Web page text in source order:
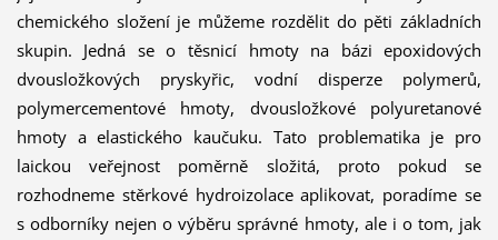
chemického složení je můžeme rozdělit do pěti základních
skupin. Jedná se o těsnicí hmoty na bázi epoxidových
dvousložkových pryskyřic, vodní disperze polymerů,
polymercementové hmoty, dvousložkové polyuretanové
hmoty a elastického kaučuku. Tato problematika je pro
laickou veřejnost poměrně složitá, proto pokud se
rozhodneme stěrkové hydroizolace aplikovat, poradíme se
s odborníky nejen o výběru správné hmoty, ale i o tom, jak